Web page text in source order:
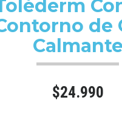
de
Calmante
$24.990